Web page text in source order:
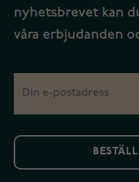
nyhetsbrevet kan
våra erbjudanden